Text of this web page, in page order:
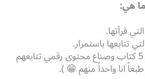
هي:
قرأتها.
تتابعها باستمرار.
أسماء أهم 5 كتاب وصناع محتوى رقمي تتابعهم
انا واحداً منهم 😁 ).